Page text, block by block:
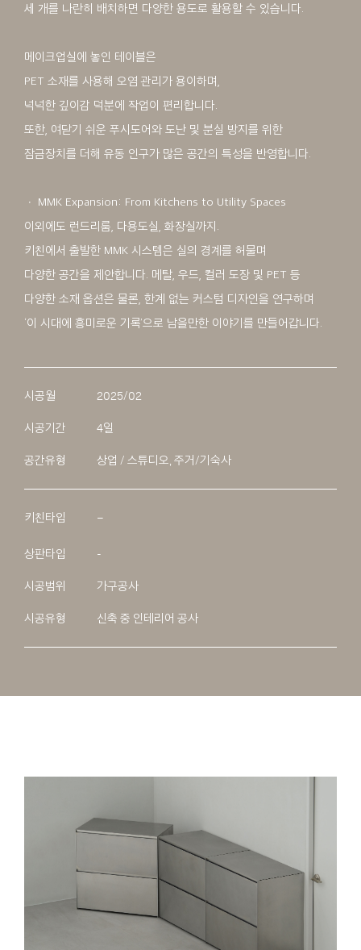
세 개를 나란히 배치하면 다양한 용도로 활용할 수 있습니다.
메이크업실에 놓인 테이블은
PET 소재를 사용해 오염 관리가 용이하며,
넉넉한 깊이감 덕분에 작업이 편리합니다.
또한, 여닫기 쉬운 푸시도어와 도난 및 분실 방지를 위한
잠금장치를 더해 유동 인구가 많은 공간의 특성을 반영합니다.
ㆍ MMK Expansion: From Kitchens to Utility Spaces
이외에도 런드리룸, 다용도실, 화장실까지.
키친에서 출발한 MMK 시스템은 실의 경계를 허물며
다양한 공간을 제안합니다. 메탈, 우드, 컬러 도장 및 PET 등
다양한 소재 옵션은 물론, 한계 없는 커스텀 디자인을 연구하며
‘이 시대에 흥미로운 기록’으로 남을만한 이야기를 만들어갑니다.
시공월 2025/02
시공기간 4일
공간유형 상업 / 스튜디오, 주거/기숙사
키친타입 –
상판타입 -
시공범위 가구공사
시공유형 신축 중 인테리어 공사